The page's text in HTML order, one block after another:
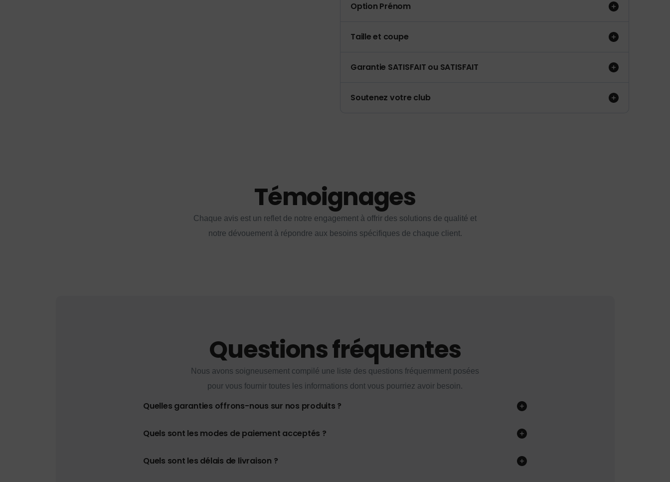
Option Prénom
Taille et coupe
Garantie SATISFAIT ou SATISFAIT
Soutenez votre club
Témoignages
Chaque avis est un reflet de notre engagement à offrir des solutions de qualité et
notre dévouement à répondre aux besoins spécifiques de chaque client.
Questions fréquentes
Nous avons soigneusement compilé une liste des questions fréquemment posées
pour vous fournir toutes les informations dont vous pourriez avoir besoin.
Quelles garanties offrons-nous sur nos produits ?
Quels sont les modes de paiement acceptés ?
Quels sont les délais de livraison ?